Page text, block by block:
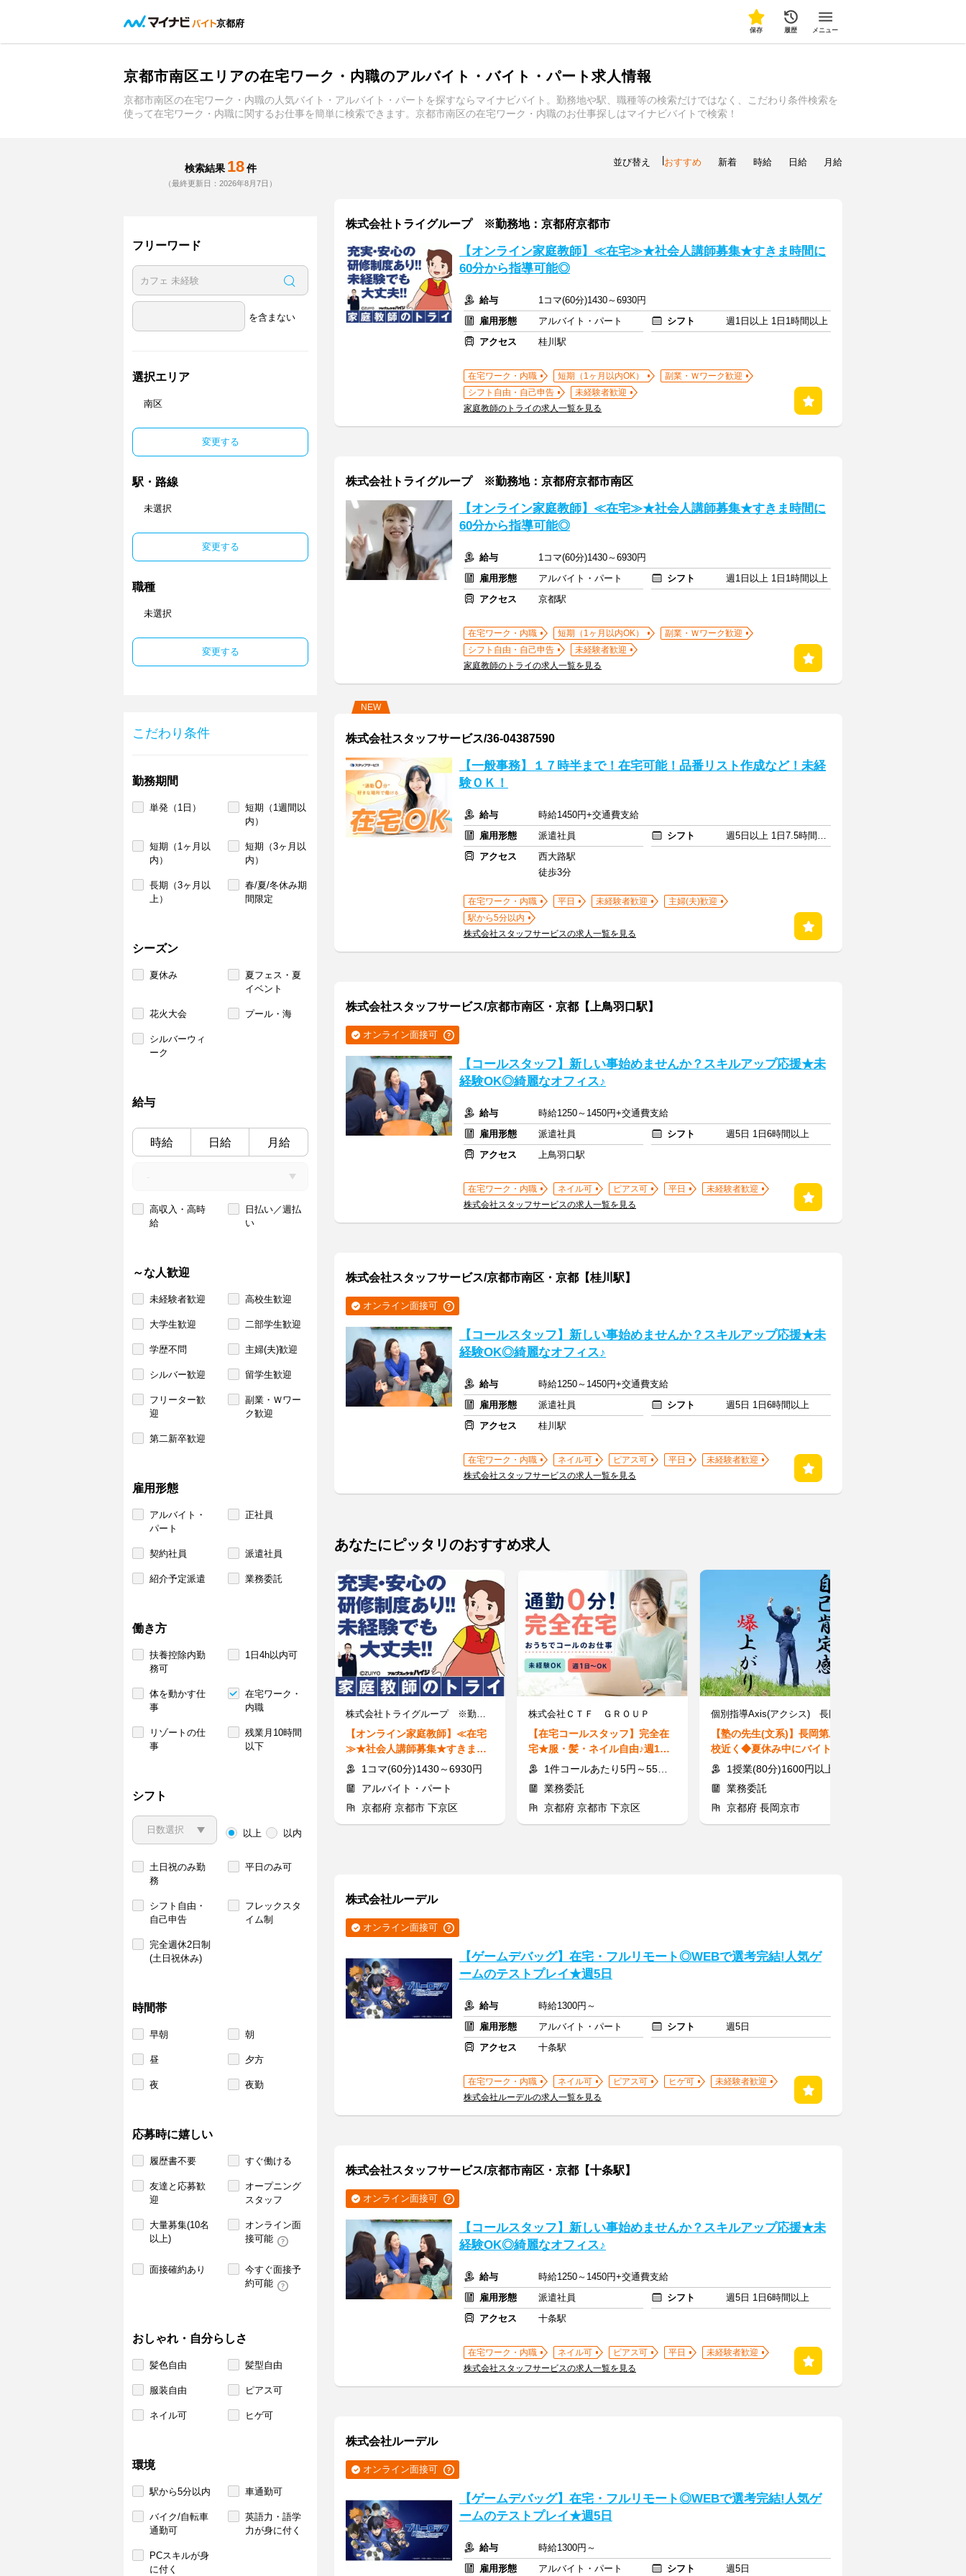
京都府
保存 履歴 メニュー
京都市南区エリアの在宅ワーク・内職のアルバイト・バイト・パート求人情報
京都市南区の在宅ワーク・内職の人気バイト・アルバイト・パートを探すならマイナビバイト。勤務地や駅、職種等の検索だけではなく、こだわり条件検索を
使って在宅ワーク・内職に関するお仕事を簡単に検索できます。京都市南区の在宅ワーク・内職のお仕事探しはマイナビバイトで検索！
検索結果 18 件
（最終更新日：2026年8月7日）
フリーワード
を含まない
選択エリア
南区
変更する
駅・路線
未選択
変更する
職種
未選択
変更する
こだわり条件
勤務期間
単発（1日）
短期（1週間以
内）
短期（1ヶ月以
内）
短期（3ヶ月以
内）
長期（3ヶ月以
上）
春/夏/冬休み期
間限定
シーズン
夏休み
夏フェス・夏
イベント
花火大会 プール・海
シルバーウィ
ーク
給与
時給 日給 月給
高収入・高時
給
日払い／週払
い
～な人歓迎
未経験者歓迎 高校生歓迎
大学生歓迎 二部学生歓迎
学歴不問 主婦(夫)歓迎
シルバー歓迎 留学生歓迎
フリーター歓
迎
副業・Ｗワー
ク歓迎
第二新卒歓迎
雇用形態
アルバイト・
パート
正社員
契約社員 派遣社員
紹介予定派遣 業務委託
働き方
扶養控除内勤
務可
1日4h以内可
体を動かす仕
事
在宅ワーク・
内職
リゾートの仕
事
残業月10時間
以下
シフト
以上 以内
土日祝のみ勤
務
平日のみ可
シフト自由・
自己申告
フレックスタ
イム制
完全週休2日制
(土日祝休み)
時間帯
早朝 朝
昼 夕方
夜 夜勤
応募時に嬉しい
履歴書不要 すぐ働ける
友達と応募歓
迎
オープニング
スタッフ
大量募集(10名
以上)
オンライン面
接可能
面接確約あり
今すぐ面接予
約可能
おしゃれ・自分らしさ
髪色自由 髪型自由
服装自由 ピアス可
ネイル可 ヒゲ可
環境
駅から5分以内 車通勤可
バイク/自転車
通勤可
英語力・語学
力が身に付く
PCスキルが身
に付く
並び替え おすすめ 新着 時給 日給 月給
株式会社トライグループ ※勤務地：京都府京都市
【オンライン家庭教師】≪在宅≫★社会人講師募集★すきま時間に
60分から指導可能◎
給与
1コマ(60分)1430～6930円
雇用形態
アルバイト・パート シフト
週1日以上 1日1時間以上
アクセス
桂川駅
在宅ワーク・内職 短期（1ヶ月以内OK）
副業・Ｗワーク歓迎
シフト自由・自己申告
未経験者歓迎
家庭教師のトライの求人一覧を見る
株式会社トライグループ ※勤務地：京都府京都市南区
【オンライン家庭教師】≪在宅≫★社会人講師募集★すきま時間に
60分から指導可能◎
給与
1コマ(60分)1430～6930円
雇用形態
アルバイト・パート シフト
週1日以上 1日1時間以上
アクセス
京都駅
在宅ワーク・内職 短期（1ヶ月以内OK）
副業・Ｗワーク歓迎
シフト自由・自己申告
未経験者歓迎
家庭教師のトライの求人一覧を見る
NEW
株式会社スタッフサービス/36-04387590
【一般事務】１７時半まで！在宅可能！品番リスト作成など！未経
験ＯＫ！
給与
時給1450円+交通費支給
雇用形態
派遣社員 シフト
週5日以上 1日7.5時間以上
アクセス
西大路駅
徒歩3分
在宅ワーク・内職 平日 未経験者歓迎
主婦(夫)歓迎
駅から5分以内
株式会社スタッフサービスの求人一覧を見る
株式会社スタッフサービス/京都市南区・京都【上鳥羽口駅】
オンライン面接可
【コールスタッフ】新しい事始めませんか？スキルアップ応援★未
経験OK◎綺麗なオフィス♪
給与
時給1250～1450円+交通費支給
雇用形態
派遣社員 シフト
週5日 1日6時間以上
アクセス
上鳥羽口駅
在宅ワーク・内職 ネイル可 ピアス可 平日
未経験者歓迎
株式会社スタッフサービスの求人一覧を見る
株式会社スタッフサービス/京都市南区・京都【桂川駅】
オンライン面接可
【コールスタッフ】新しい事始めませんか？スキルアップ応援★未
経験OK◎綺麗なオフィス♪
給与
時給1250～1450円+交通費支給
雇用形態
派遣社員 シフト
週5日 1日6時間以上
アクセス
桂川駅
在宅ワーク・内職 ネイル可 ピアス可 平日
未経験者歓迎
株式会社スタッフサービスの求人一覧を見る
あなたにピッタリのおすすめ求人
株式会社トライグループ ※勤務地：京都府京都市下京区
【オンライン家庭教師】≪在宅
≫★社会人講師募集★すきま時
間に60分から指導可能◎
1コマ(60分)1430～6930円
アルバイト・パート
京都府 京都市 下京区
株式会社ＣＴＦ ＧＲＯＵＰ
【在宅コールスタッフ】完全在
宅★服・髪・ネイル自由♪週1日
から始める在宅ワーク！
1件コールあたり5円～55円 ※時給換算1,300円～4,000円
業務委託
京都府 京都市 下京区
【塾の先生(文系)】長岡第二中学
校近く◆夏休み中にバイト決め
よう♪大学生多数！
1授業(80分)1600円以上＋交通費
業務委託
京都府 長岡京市
株式会社ルーデル
オンライン面接可
【ゲームデバッグ】在宅・フルリモート◎WEBで選考完結!人気ゲ
ームのテストプレイ★週5日
給与
時給1300円～
雇用形態
アルバイト・パート シフト
週5日
アクセス
十条駅
在宅ワーク・内職 ネイル可 ピアス可 ヒゲ可
未経験者歓迎
株式会社ルーデルの求人一覧を見る
株式会社スタッフサービス/京都市南区・京都【十条駅】
オンライン面接可
【コールスタッフ】新しい事始めませんか？スキルアップ応援★未
経験OK◎綺麗なオフィス♪
給与
時給1250～1450円+交通費支給
雇用形態
派遣社員 シフト
週5日 1日6時間以上
アクセス
十条駅
在宅ワーク・内職 ネイル可 ピアス可 平日
未経験者歓迎
株式会社スタッフサービスの求人一覧を見る
株式会社ルーデル
オンライン面接可
【ゲームデバッグ】在宅・フルリモート◎WEBで選考完結!人気ゲ
ームのテストプレイ★週5日
給与
時給1300円～
雇用形態
アルバイト・パート シフト 週5日